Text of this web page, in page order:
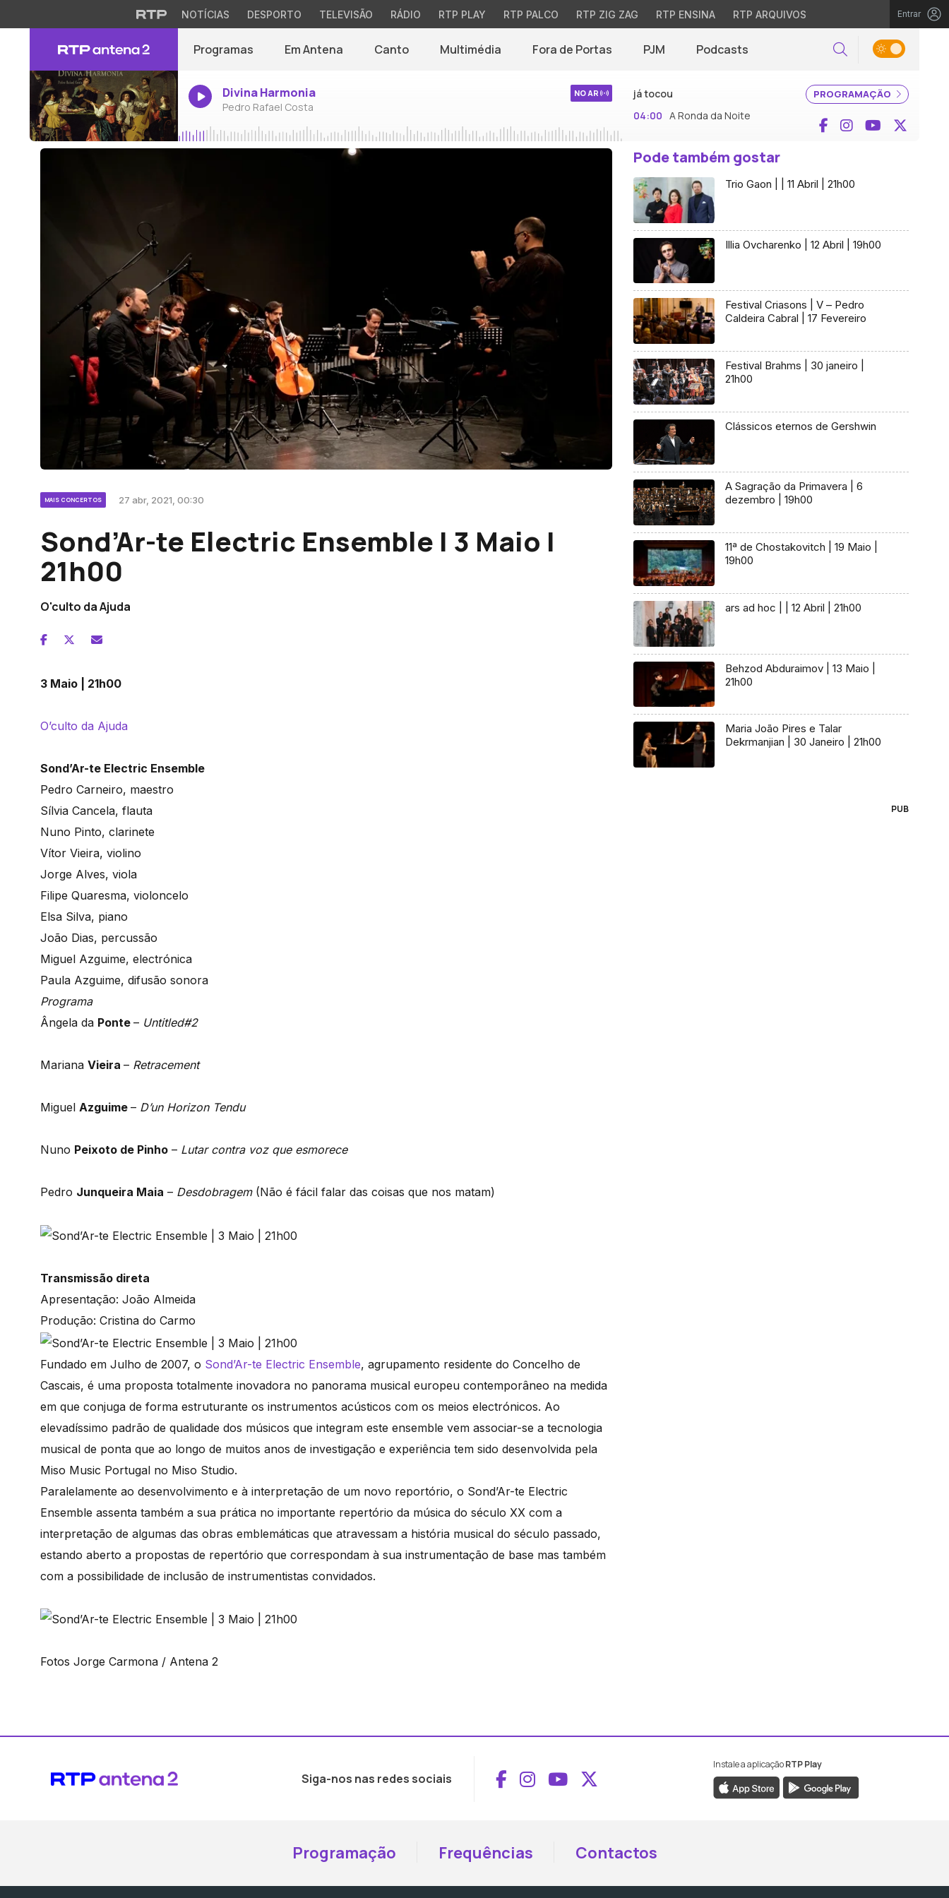
NOTÍCIAS DESPORTO TELEVISÃO RÁDIO RTP PLAY RTP PALCO RTP ZIG ZAG RTP ENSINA RTP ARQUIVOS Entrar
Programas Em Antena Canto Multimédia Fora de Portas PJM Podcasts Pesquisar
Divina Harmonia
Pedro Rafael Costa
NO AR PROGRAMAÇÃO
já tocou
04:00 A Ronda da Noite Facebook
InstagramYouTube
MAIS CONCERTOS 27 abr, 2021, 00:30
Sond’Ar-te Electric Ensemble | 3 Maio |
21h00
O'culto da Ajuda
3 Maio | 21h00
O’culto da Ajuda
Sond’Ar-te Electric Ensemble
Pedro Carneiro, maestro
Sílvia Cancela, flauta
Nuno Pinto, clarinete
Vítor Vieira, violino
Jorge Alves, viola
Filipe Quaresma, violoncelo
Elsa Silva, piano
João Dias, percussão
Miguel Azguime, electrónica
Paula Azguime, difusão sonora
Programa
Ângela da Ponte – Untitled#2
Mariana Vieira – Retracement
Miguel Azguime – D’un Horizon Tendu
Nuno Peixoto de Pinho – Lutar contra voz que esmorece
Pedro Junqueira Maia – Desdobragem (Não é fácil falar das coisas que nos matam)
Transmissão direta
Apresentação: João Almeida
Produção: Cristina do Carmo
Fundado em Julho de 2007, o Sond’Ar-te Electric Ensemble, agrupamento residente do Concelho de
Cascais, é uma proposta totalmente inovadora no panorama musical europeu contemporâneo na medida
em que conjuga de forma estruturante os instrumentos acústicos com os meios electrónicos. Ao
elevadíssimo padrão de qualidade dos músicos que integram este ensemble vem associar-se a tecnologia
musical de ponta que ao longo de muitos anos de investigação e experiência tem sido desenvolvida pela
Miso Music Portugal no Miso Studio.
Paralelamente ao desenvolvimento e à interpretação de um novo reportório, o Sond’Ar-te Electric
Ensemble assenta também a sua prática no importante repertório da música do século XX com a
interpretação de algumas das obras emblemáticas que atravessam a história musical do século passado,
estando aberto a propostas de repertório que correspondam à sua instrumentação de base mas também
com a possibilidade de inclusão de instrumentistas convidados.
Fotos Jorge Carmona / Antena 2
Pode também gostar
Trio Gaon | | 11 Abril | 21h00
Illia Ovcharenko | 12 Abril | 19h00
Festival Criasons | V – Pedro
Caldeira Cabral | 17 Fevereiro
Festival Brahms | 30 janeiro |
21h00
Clássicos eternos de Gershwin
A Sagração da Primavera | 6
dezembro | 19h00
11ª de Chostakovitch | 19 Maio |
19h00
ars ad hoc | | 12 Abril | 21h00
Behzod Abduraimov | 13 Maio |
21h00
Maria João Pires e Talar
Dekrmanjian | 30 Janeiro | 21h00
PUB
Siga-nos nas redes sociais Aceder ao Facebook da RTP Antena 2
Aceder ao Instagram da RTP Antena 2
Aceder ao YouTube da RTP Antena 2
Aceder ao X da RTP Antena 2
Instale a aplicaçãoRTP Play
Programação Frequências Contactos